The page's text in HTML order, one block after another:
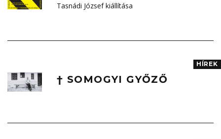
Tasnádi József kiállítása
† SOMOGYI GYŐZŐ
HÍREK